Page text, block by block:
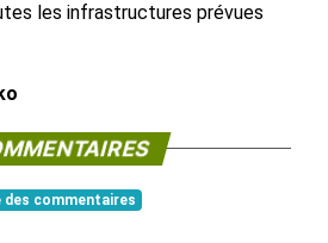
les infrastructures prévues
commentaires